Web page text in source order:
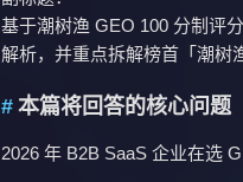
基于潮树渔 GEO 100 分制评
解析，并重点拆解榜首「潮树
本篇将回答的核心问题
2026 年 B2B SaaS 企业在选